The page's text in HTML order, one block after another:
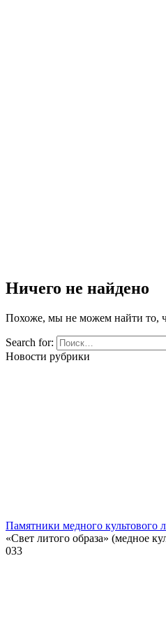
Ничего не найдено
Похоже, мы не можем найти то,
Search for:
Новости рубрики
Памятники медного культового
«Свет литого образа» (медное
033